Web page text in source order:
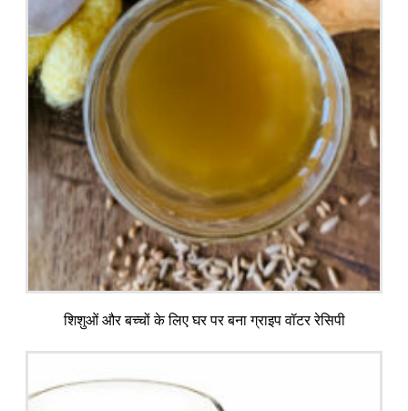
शिशुओं और बच्चों के लिए घर पर बना ग्राइप वॉटर रेसिपी